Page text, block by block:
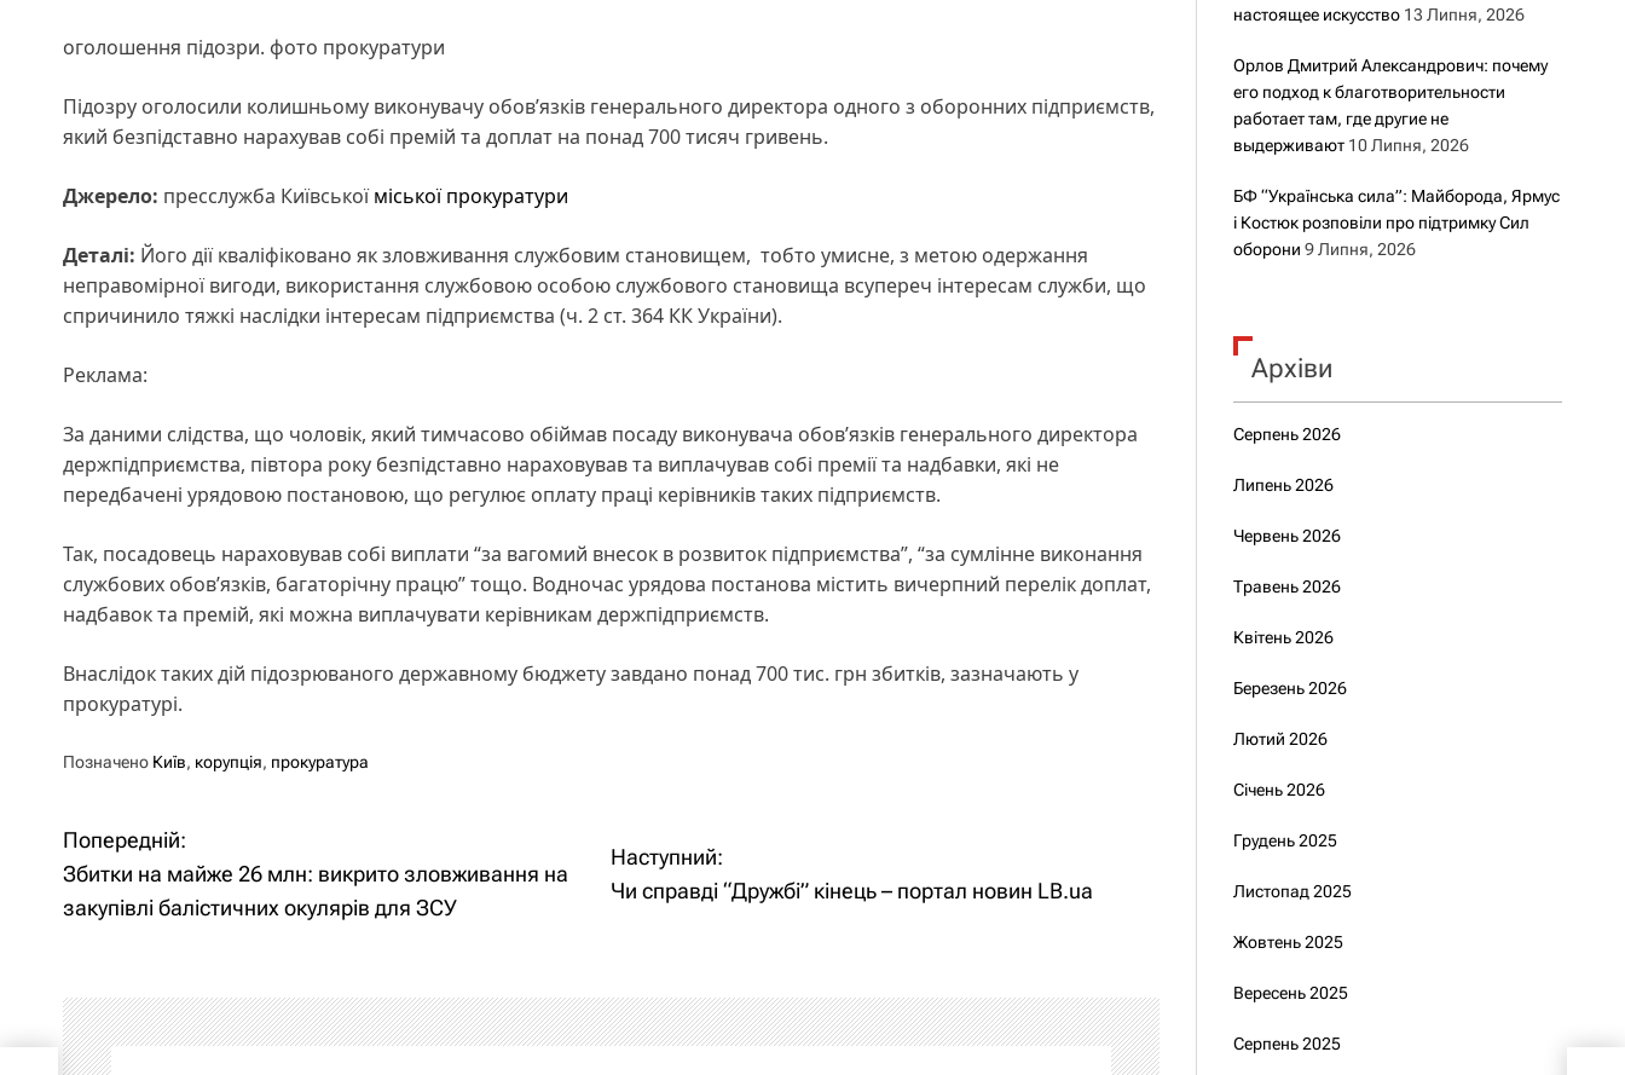
оголошення підозри. фото прокуратури
Підозру оголосили колишньому виконувачу обов’язків генерального директора одного з оборонних підприємств,
який безпідставно нарахував собі премій та доплат на понад 700 тисяч гривень.
Джерело: пресслужба Київськоїміської прокуратури
Деталі: Його дії кваліфіковано як зловживання службовим становищем, тобто умисне, з метою одержання
неправомірної вигоди, використання службовою особою службового становища всупереч інтересам служби, що
спричинило тяжкі наслідки інтересам підприємства (ч. 2 ст. 364 КК України).
Реклама:
За даними слідства, що чоловік, який тимчасово обіймав посаду виконувача обов’язків генерального директора
держпідприємства, півтора року безпідставно нараховував та виплачував собі премії та надбавки, які не
передбачені урядовою постановою, що регулює оплату праці керівників таких підприємств.
Так, посадовець нараховував собі виплати “за вагомий внесок в розвиток підприємства”, “за сумлінне виконання
службових обов’язків, багаторічну працю” тощо. Водночас урядова постанова містить вичерпний перелік доплат,
надбавок та премій, які можна виплачувати керівникам держпідприємств.
Внаслідок таких дій підозрюваного державному бюджету завдано понад 700 тис. грн збитків, зазначають у
прокуратурі.
Позначено Київ, корупція, прокуратура
Н
а
і
г
Попередній:
Збитки на майже 26 млн: викрито зловживання на
закупівлі балістичних окулярів для ЗСУ
Наступний:
Чи справді “Дружбі” кінець – портал новин LB.ua
настоящее искусство 13 Липня, 2026
Орлов Дмитрий Александрович: почему
его подход к благотворительности
работает там, где другие не
выдерживают 10 Липня, 2026
БФ “Українська сила”: Майборода, Ярмус
і Костюк розповіли про підтримку Сил
оборони 9 Липня, 2026
Архіви
Серпень 2026
Липень 2026
Червень 2026
Травень 2026
Квітень 2026
Березень 2026
Лютий 2026
Січень 2026
Грудень 2025
Листопад 2025
Жовтень 2025
Вересень 2025
Серпень 2025